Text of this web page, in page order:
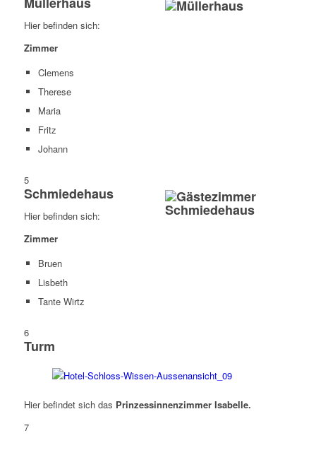
Hier befinden sich:
Zimmer
Clemens
Therese
Maria
Fritz
Johann
5
Schmiedehaus
Hier befinden sich:
Zimmer
Bruen
Lisbeth
Tante Wirtz
6
Turm
Hier befindet sich das Prinzessinnenzimmer Isabelle.
7